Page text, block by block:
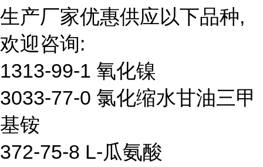
生产厂家优惠供应以下品种,
欢迎咨询:
1313-99-1 氧化镍
3033-77-0 氯化缩水甘油三甲
基铵
372-75-8 L-瓜氨酸